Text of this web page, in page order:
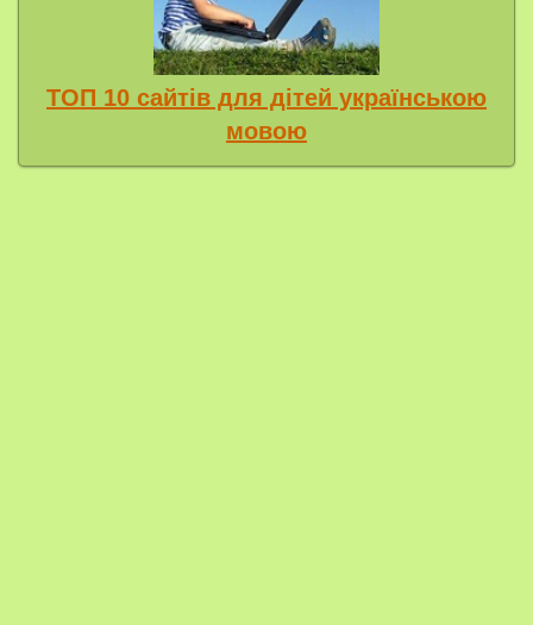
ТОП 10 сайтів для дітей українською
мовою